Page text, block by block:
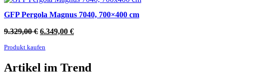
GFP Pergola Magnus 7040, 700×400 cm
9.329,00€ Ursprünglicher
war:
6.349,00 €Aktueller
Produkt kaufen
Artikel im Trend